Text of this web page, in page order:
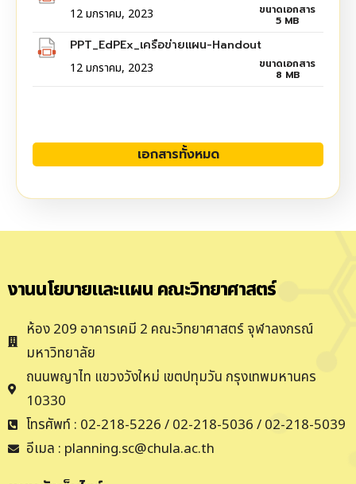
12 มกราคม, 2023
ขนาดเอกสาร
5 MB
PPT_EdPEx_เครือข่ายแผน-Handout
12 มกราคม, 2023
ขนาดเอกสาร
8 MB
เอกสารทั้งหมด
งานนโยบายและแผน คณะวิทยาศาสตร์
ห้อง 209 อาคารเคมี 2 คณะวิทยาศาสตร์ จุฬาลงกรณ์
มหาวิทยาลัย
ถนนพญาไท แขวงวังใหม่ เขตปทุมวัน กรุงเทพมหานคร
10330
โทรศัพท์ : 02-218-5226 / 02-218-5036 / 02-218-5039
อีเมล : planning.sc@chula.ac.th